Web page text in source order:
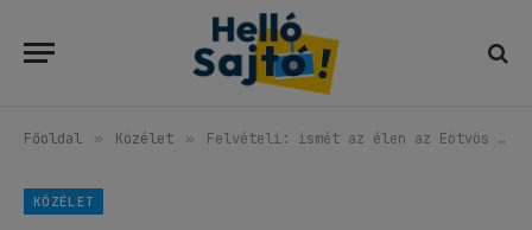
Főoldal » Közélet » Felvételi: ismét az élen az Eötvös Loránd Tudományegyetem
KÖZÉLET